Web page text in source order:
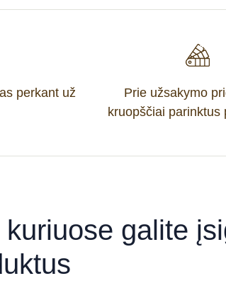
perkant už
Prie užsakymo
kruopščiai parinktus
galite